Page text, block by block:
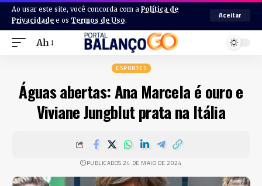
Ao usar este site, você concorda com a Política de
Privacidade e os Termos de Uso.
Aceitar
Ah
ESPORTES
Águas abertas: Ana Marcela é ouro e
Viviane Jungblut prata na Itália
PUBLICADOS 24 DE MAIO DE 2024